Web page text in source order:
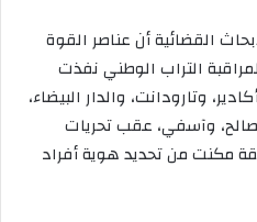
القضائية أن عناصر القوة
التراب الوطني نفذت
وتارودانت، والدار البيضاء،
وآسفي، عقب تحريات
مكنت من تحديد هوية أفراد